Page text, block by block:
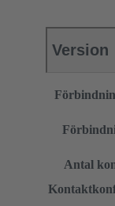
Version
Antal